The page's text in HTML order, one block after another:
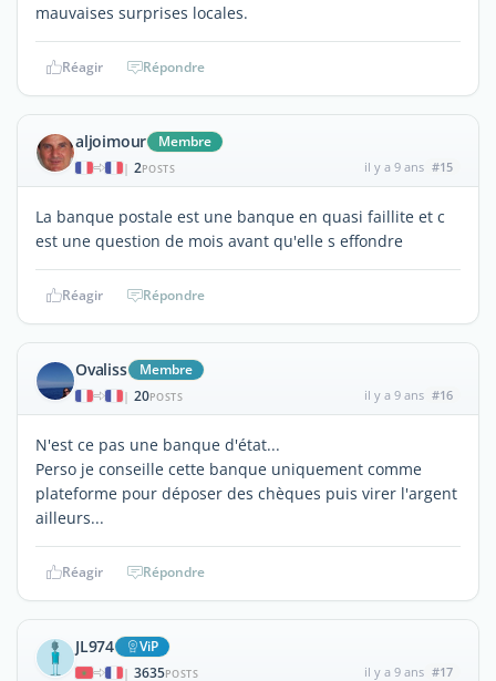
mauvaises surprises locales.
Réagir Répondre
aljoimour Membre
| 2POSTS il y a 9 ans #15
La banque postale est une banque en quasi faillite et c
est une question de mois avant qu'elle s effondre
Réagir Répondre
Ovaliss Membre
| 20POSTS il y a 9 ans #16
N'est ce pas une banque d'état...
Perso je conseille cette banque uniquement comme
plateforme pour déposer des chèques puis virer l'argent
ailleurs...
Réagir Répondre
JL974 ViP
| 3635POSTS il y a 9 ans #17